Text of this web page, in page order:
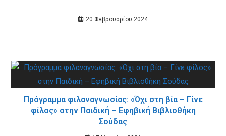
20 Φεβρουαρίου 2024
Πρόγραμμα φιλαναγνωσίας: «Όχι στη βία – Γίνε
φίλος» στην Παιδική – Εφηβική Βιβλιοθήκη
Σούδας